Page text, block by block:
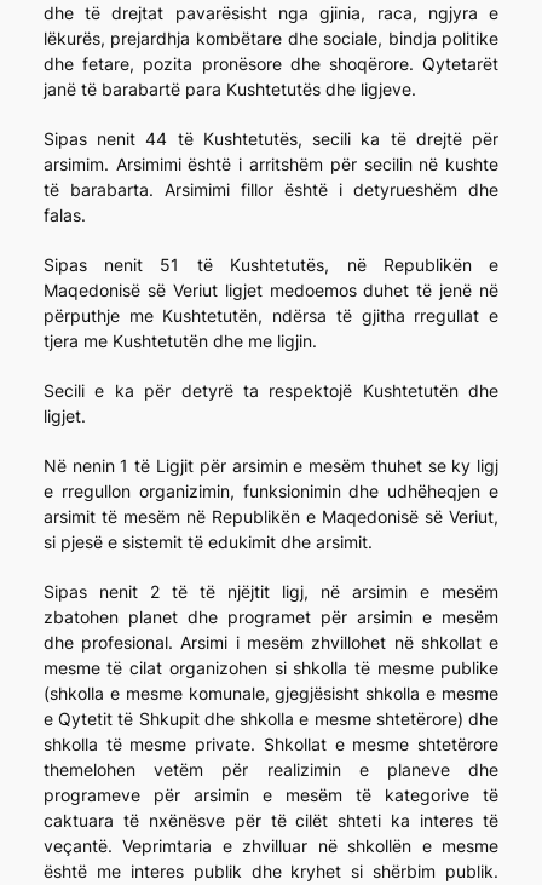
dhe të drejtat pavarësisht nga gjinia, raca, ngjyra e
lëkurës, prejardhja kombëtare dhe sociale, bindja politike
dhe fetare, pozita pronësore dhe shoqërore. Qytetarët
janë të barabartë para Kushtetutës dhe ligjeve.
Sipas nenit 44 të Kushtetutës, secili ka të drejtë për
arsimim. Arsimimi është i arritshëm për secilin në kushte
të barabarta. Arsimimi fillor është i detyrueshëm dhe
falas.
Sipas nenit 51 të Kushtetutës, në Republikën e
Maqedonisë së Veriut ligjet medoemos duhet të jenë në
përputhje me Kushtetutën, ndërsa të gjitha rregullat e
tjera me Kushtetutën dhe me ligjin.
Secili e ka për detyrë ta respektojë Kushtetutën dhe
ligjet.
Në nenin 1 të Ligjit për arsimin e mesëm thuhet se ky ligj
e rregullon organizimin, funksionimin dhe udhëheqjen e
arsimit të mesëm në Republikën e Maqedonisë së Veriut,
si pjesë e sistemit të edukimit dhe arsimit.
Sipas nenit 2 të të njëjtit ligj, në arsimin e mesëm
zbatohen planet dhe programet për arsimin e mesëm
dhe profesional. Arsimi i mesëm zhvillohet në shkollat e
mesme të cilat organizohen si shkolla të mesme publike
(shkolla e mesme komunale, gjegjësisht shkolla e mesme
e Qytetit të Shkupit dhe shkolla e mesme shtetërore) dhe
shkolla të mesme private. Shkollat e mesme shtetërore
themelohen vetëm për realizimin e planeve dhe
programeve për arsimin e mesëm të kategorive të
caktuara të nxënësve për të cilët shteti ka interes të
veçantë. Veprimtaria e zhvilluar në shkollën e mesme
është me interes publik dhe kryhet si shërbim publik.